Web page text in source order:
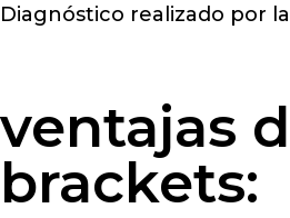
Diagnóstico realizado por
ventajas
brackets: